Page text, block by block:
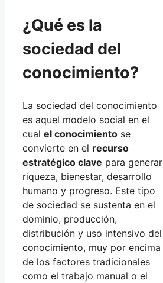
¿Qué es la
sociedad del
conocimiento?
La sociedad del conocimiento
es aquel modelo social en el
cual el conocimiento se
convierte en el recurso
estratégico clave para generar
riqueza, bienestar, desarrollo
humano y progreso. Este tipo
de sociedad se sustenta en el
dominio, producción,
distribución y uso intensivo del
conocimiento, muy por encima
de los factores tradicionales
como el trabajo manual o el